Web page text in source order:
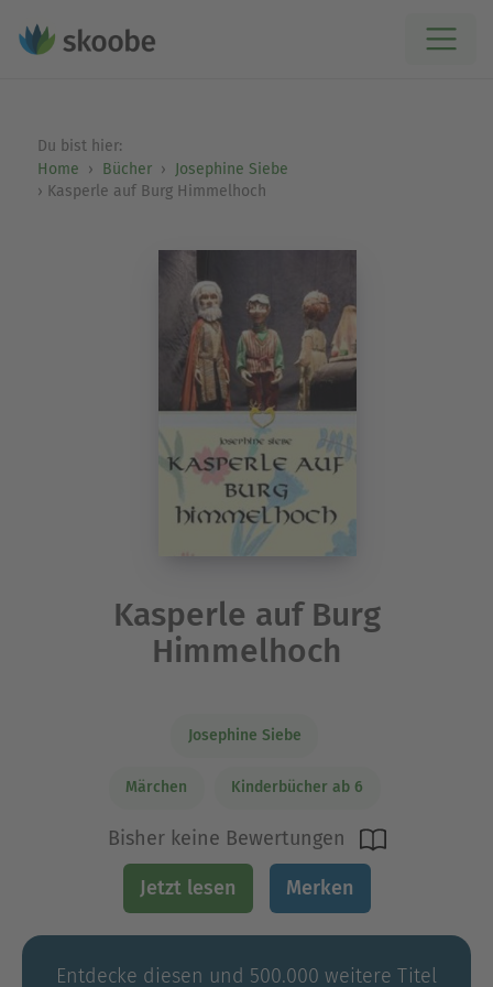
Du bist hier:
Home
Bücher
Josephine Siebe
Kasperle auf Burg Himmelhoch
Kasperle auf Burg
Himmelhoch
Josephine Siebe
Märchen Kinderbücher ab 6
Bisher keine Bewertungen
Jetzt lesen Merken
Entdecke diesen und 500.000 weitere Titel